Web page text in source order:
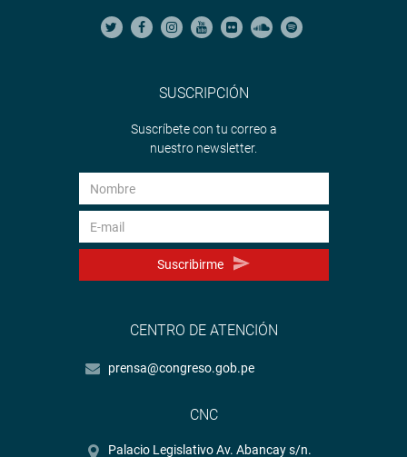
SUSCRIPCIÓN
Suscríbete con tu correo a
nuestro newsletter.
Suscribirme
CENTRO DE ATENCIÓN
prensa@congreso.gob.pe
CNC
Palacio Legislativo Av. Abancay s/n.